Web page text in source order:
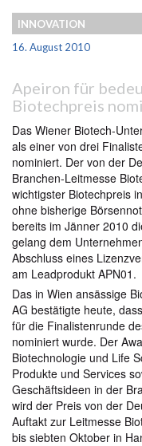
INNOVATION
16. August 2010
Apeiron für
Biotechpreis
Das Wiener Biotech-
als einer von drei
nominiert. Der von der
Branchen-Leitmesse
wichtigster Biotechpreis
ohne bisherige
bereits im Jänner 2010
gelang dem
Abschluss eines
am Leadprodukt APN01.
Das in Wien ansässige
AG bestätigte heute,
für die Finalistenrunde
nominiert wurde. Der
Biotechnologie und Life
Produkte und Services
Geschäftsideen in der
wird der Preis von der
Auftakt zur Leitmesse
bis siebten Oktober in